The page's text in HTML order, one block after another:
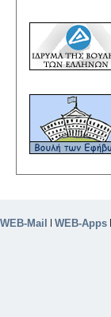
WEB-Mail WEB-Apps